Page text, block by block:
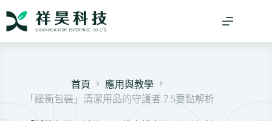
首頁
應用與教學
「緩衝包裝」清潔用品的守護者？5要點解析